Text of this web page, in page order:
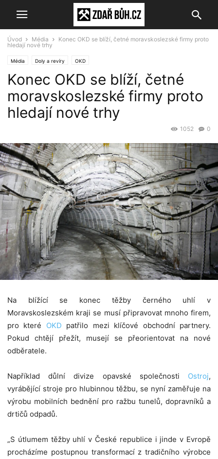
Úvod Média
Konec OKD se blíží, četné moravskoslezské firmy proto
hledají nové trhy
Média Doly a revíry OKD
Konec OKD se blíží, četné
moravskoslezské firmy proto
hledají nové trhy
0
1052
Na blížící se konec těžby černého uhlí v
Moravskoslezském kraji se musí připravovat mnoho firem,
pro které OKD patřilo mezi klíčové obchodní partnery.
Pokud chtějí přežít, musejí se přeorientovat na nové
odběratele.
Například důlní divize opavské společnosti Ostroj,
vyrábějící stroje pro hlubinnou těžbu, se nyní zaměřuje na
výrobu mobilních bednění pro ražbu tunelů, dopravníků a
drtičů odpadů.
„S útlumem těžby uhlí v České republice i jinde v Evropě
procházíme postupnou transformací z tradičního výrobce